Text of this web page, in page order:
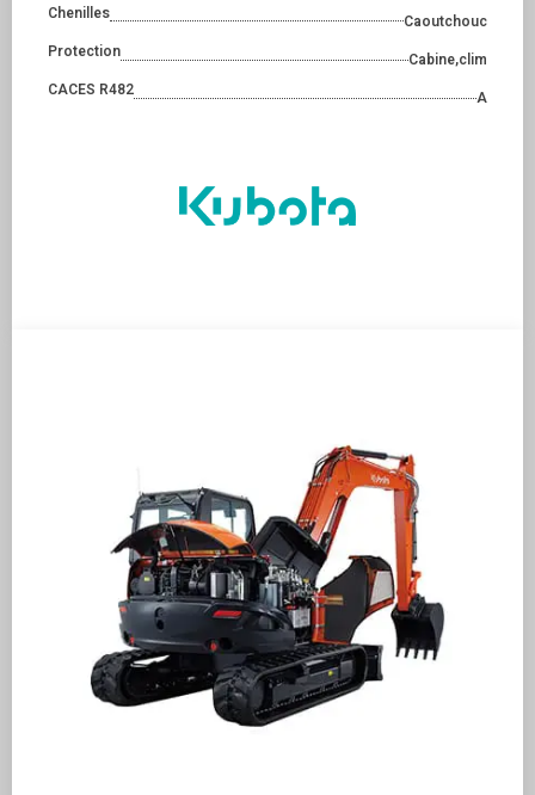
Chenilles
Caoutchouc
Protection
Cabine,clim
CACES R482
A